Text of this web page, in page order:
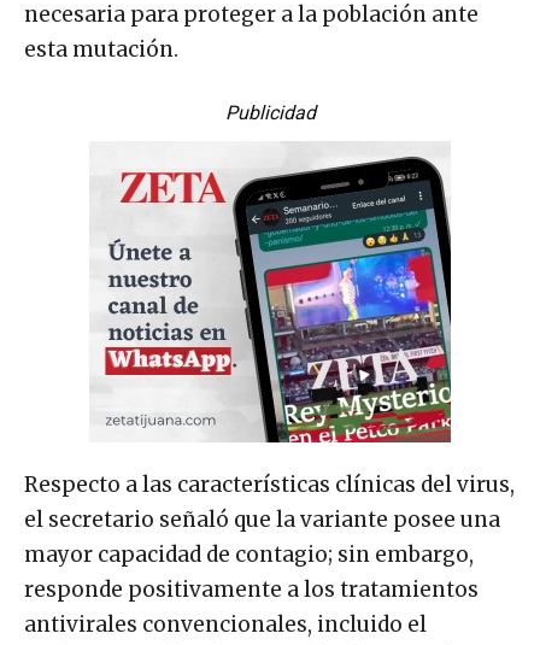
necesaria para proteger a la población ante
esta mutación.
Publicidad
Respecto a las características clínicas del virus,
el secretario señaló que la variante posee una
mayor capacidad de contagio; sin embargo,
responde positivamente a los tratamientos
antivirales convencionales, incluido el